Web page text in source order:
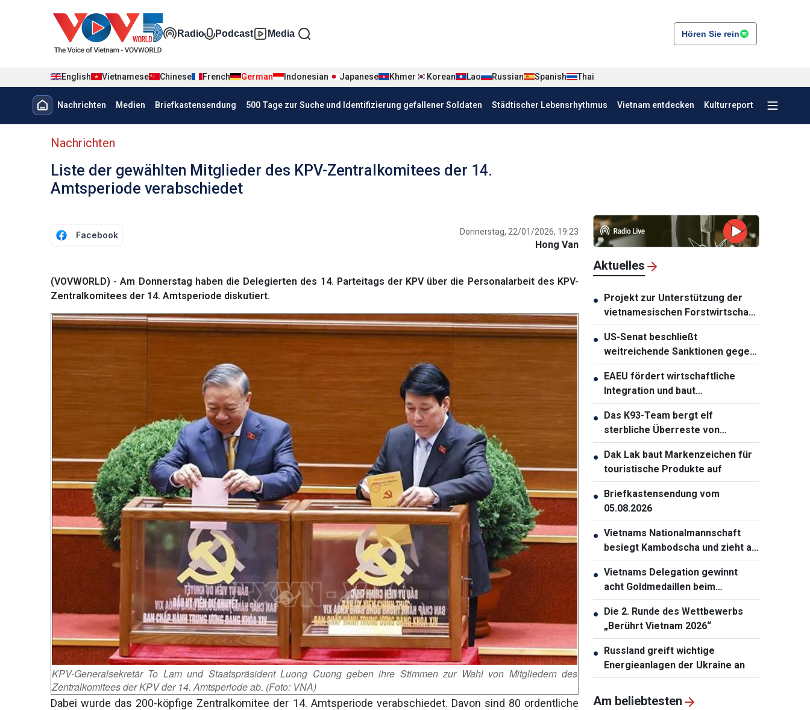
Đa phương tiện tiếng Đức
Radio Podcast Media Hören Sie rein
English Vietnamese Chinese French German Indonesian Japanese Khmer Korean Lao Russian Spanish Thai
Menu trang chủ tiếng Đức
Nachrichten Medien Briefkastensendung 500 Tage zur Suche und Identifizierung gefallener Soldaten Städtischer Lebensrhythmus Vietnam entdecken Kulturreport
menu phụ tiếng Đức
Nachrichten
Liste der gewählten Mitglieder des KPV-Zentralkomitees der 14.
Amtsperiode verabschiedet
Facebook Donnerstag, 22/01/2026, 19:23
Hong Van
(VOVWORLD) - Am Donnerstag haben die Delegierten des 14. Parteitags der KPV über die Personalarbeit des KPV-
Zentralkomitees der 14. Amtsperiode diskutiert.
KPV-Generalsekretär To Lam und Staatspräsident Luong Cuong geben ihre Stimmen zur Wahl von Mitgliedern des
Zentralkomitees der KPV der 14. Amtsperiode ab. (Foto: VNA)
Dabei wurde das 200-köpfige Zentralkomitee der 14. Amtsperiode verabschiedet. Davon sind 80 ordentliche
Aktuelles
● Projekt zur Unterstützung der
vietnamesischen Forstwirtschaft
gestartet
● US-Senat beschließt
weitreichende Sanktionen gegen
Russland
● EAEU fördert wirtschaftliche
Integration und baut
Zusammenarbeit mit Partnern
aus
● Das K93-Team bergt elf
sterbliche Überreste von
Gefallenen in An Giang
● Dak Lak baut Markenzeichen für
touristische Produkte auf
● Briefkastensendung vom
05.08.2026
● Vietnams Nationalmannschaft
besiegt Kambodscha und zieht als
Gruppenerster ins Halbfinale ein
● Vietnams Delegation gewinnt
acht Goldmedaillen beim
Internationalen Musikfestival
● Die 2. Runde des Wettbewerbs
„Berührt Vietnam 2026“
● Russland greift wichtige
Energieanlagen der Ukraine an
Am beliebtesten